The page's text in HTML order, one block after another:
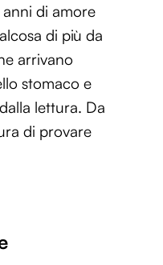
di amore
di più da
arrivano
stomaco e
lettura. Da
di provare